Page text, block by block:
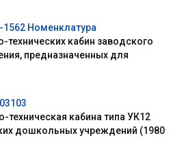
Номенклатура
технических кабин заводского
предназначенных для
техническая кабина типа УК12
дошкольных учреждений (1980